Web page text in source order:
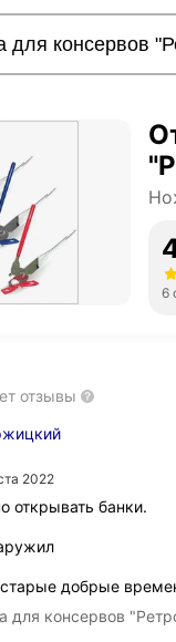
6
отзывы
2022
открывать банки.
добрые
консервов